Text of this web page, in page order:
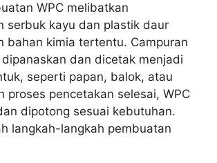
WPC melibatkan
serbuk kayu dan plastik daur
bahan kimia tertentu. Campuran
dan dicetak menjadi
seperti papan, balok, atau
proses pencetakan selesai, WPC
dipotong sesuai kebutuhan.
langkah-langkah pembuatan